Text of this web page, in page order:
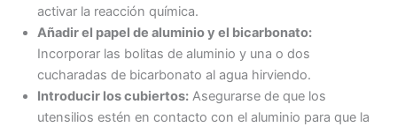
activar la reacción química.
Añadir el papel de aluminio y el bicarbonato:
Incorporar las bolitas de aluminio y una o dos
cucharadas de bicarbonato al agua hirviendo.
Introducir los cubiertos: Asegurarse de que los
utensilios estén en contacto con el aluminio para que la